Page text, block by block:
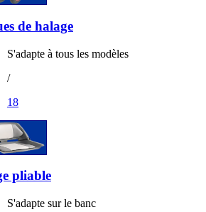
de halage
S'adapte à tous les modèles
/
18
pliable
S'adapte sur le banc